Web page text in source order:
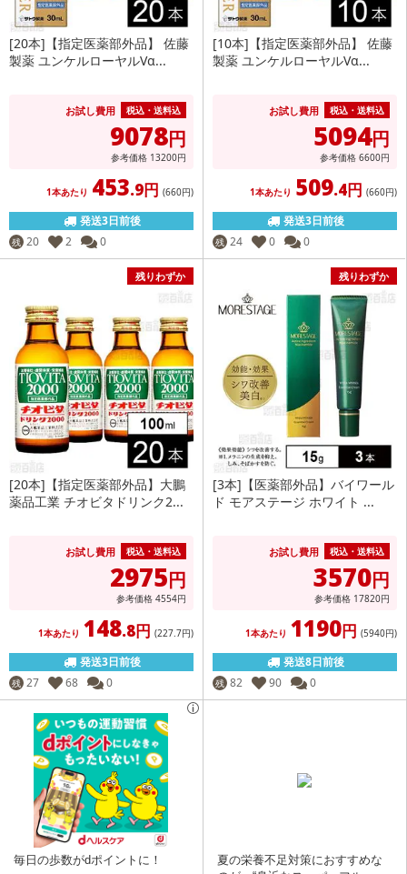
[20本]【指定医薬部外品】 佐藤
製薬 ユンケルローヤルVα...
お試し費用 税込・送料込
9078円
参考価格 13200円
1本あたり 453.9円 (660円)
発送3日前後
残 20 2 0
[10本]【指定医薬部外品】 佐藤
製薬 ユンケルローヤルVα...
お試し費用 税込・送料込
5094円
参考価格 6600円
1本あたり 509.4円 (660円)
発送3日前後
残 24 0 0
残りわずか
[20本]【指定医薬部外品】大鵬
薬品工業 チオビタドリンク2...
お試し費用 税込・送料込
2975円
参考価格 4554円
1本あたり 148.8円 (227.7円)
発送3日前後
残 27 68 0
残りわずか
[3本]【医薬部外品】バイワール
ド モアステージ ホワイト ...
お試し費用 税込・送料込
3570円
参考価格 17820円
1本あたり 1190円 (5940円)
発送8日前後
残 82 90 0
毎日の歩数がdポイントに！
夏の栄養不足対策におすすめな